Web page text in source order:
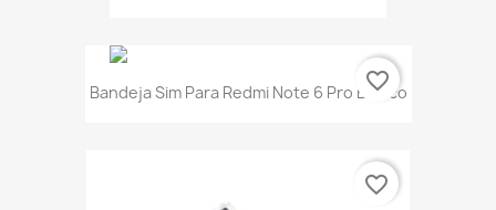
Bandeja Sim Para Redmi Note 6 Pro Blanco
favorite_border
favorite_border